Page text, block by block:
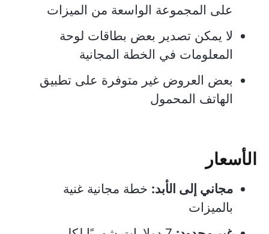
على المجموعة الواسعة من الميزات
لا يمكن تصدير بعض بطاقات لوحة
المعلومات في الخطة المجانية
بعض العروض غير متوفرة على تطبيق
الهاتف المحمول
الأسعار
مجاني إلى الأبد: خطة مجانية غنية
بالميزات